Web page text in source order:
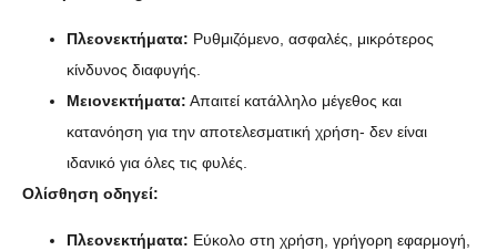
Πλεονεκτήματα: Ρυθμιζόμενο, ασφαλές, μικρότερος
κίνδυνος διαφυγής.
Μειονεκτήματα: Απαιτεί κατάλληλο μέγεθος και
κατανόηση για την αποτελεσματική χρήση- δεν είναι
ιδανικό για όλες τις φυλές.
Ολίσθηση οδηγεί:
Πλεονεκτήματα: Εύκολο στη χρήση, γρήγορη εφαρμογή,